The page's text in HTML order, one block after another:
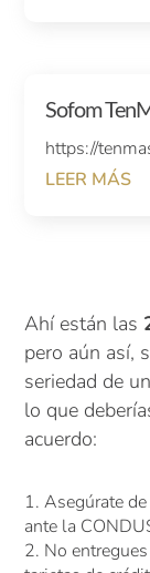
Sofom
https://
LEER MÁS
Ahí están las
pero aún así,
seriedad de
lo que
acuerdo:
Asegúrate
ante la
No